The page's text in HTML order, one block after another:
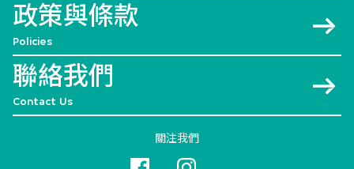
政策與條款
Policies
聯絡我們
Contact Us
關注我們